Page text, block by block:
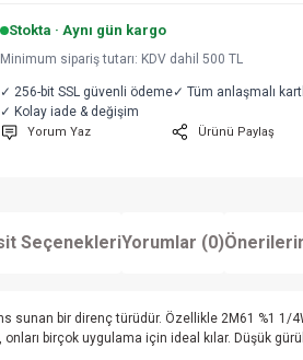
Stokta · Aynı gün kargo
Minimum sipariş tutarı: KDV dahil 500 TL
✓ 256-bit SSL güvenli ödeme✓ Tüm anlaşmalı
✓ Kolay iade & değişim
Yorum Yaz Ürünü Paylaş
SeçenekleriYorumlar (0)
sunan bir direnç türüdür. Özellikle 2M61 %1
birçok uygulama için ideal kılar. Düşük